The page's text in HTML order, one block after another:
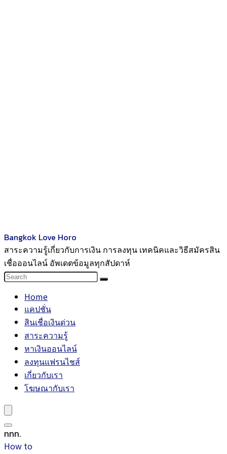
Bangkok Love Horo
สาระความรู้เกี่ยวกับการเงิน การลงทุน เทคนิคและวิธีสมัครสิน
เชื่อออนไลน์ อัพเดตข้อมูลทุกสัปดาห์
Home
แคปชั่น
สินเชื่อเงินด่วน
สาระความรู้
หาเงินออนไลน์
ลงทุนแฟรนไชส์
เกี่ยวกับเรา
โฆษณากับเรา
ททท.
How to